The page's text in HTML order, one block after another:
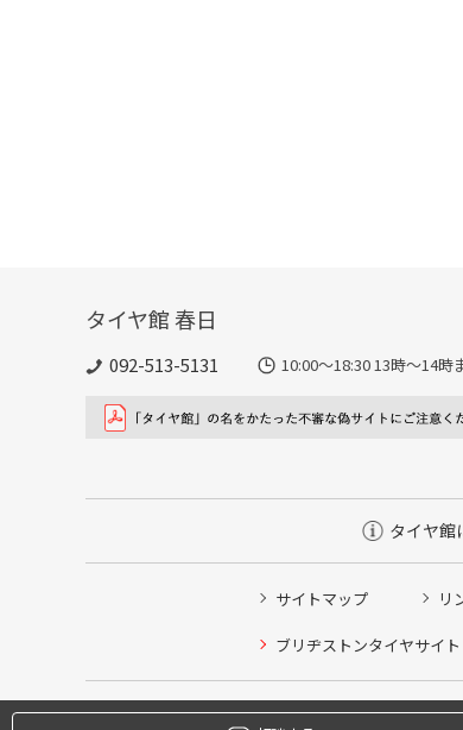
タイヤ館 春日
092-513-5131 10:00～18:30 13時〜14時
タイヤ館
サイトマップ リ
ブリヂストンタイヤサイト
タイヤ点検・安全点検/タイヤ履き替え/オイル
クローク契約会員専用タイヤ履き替え※タイヤ
本日のタイヤ履き替え順番待ち予約 ※クローク